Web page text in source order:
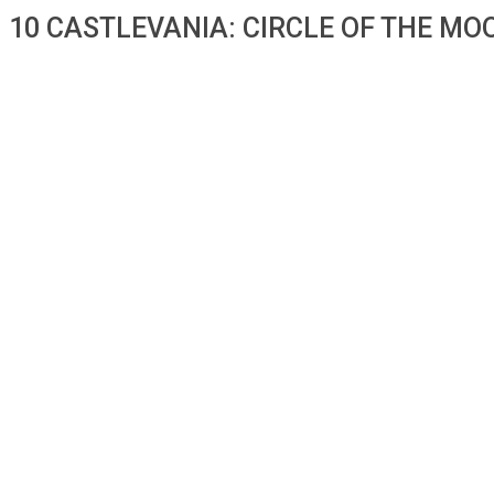
10 CASTLEVANIA: CIRCLE OF THE